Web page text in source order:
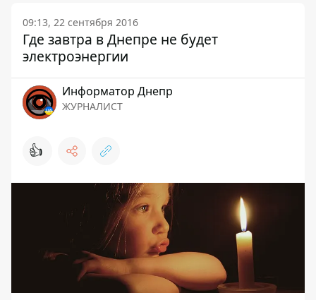
09:13, 22 сентября 2016
Где завтра в Днепре не будет
электроэнергии
Информатор Днепр
ЖУРНАЛИСТ
👍